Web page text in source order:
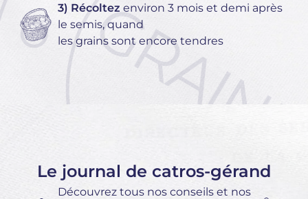
3) Récoltez environ 3 mois et demi après
le semis, quand
les grains sont encore tendres
Le journal de catros-gérand
Découvrez tous nos conseils et nos